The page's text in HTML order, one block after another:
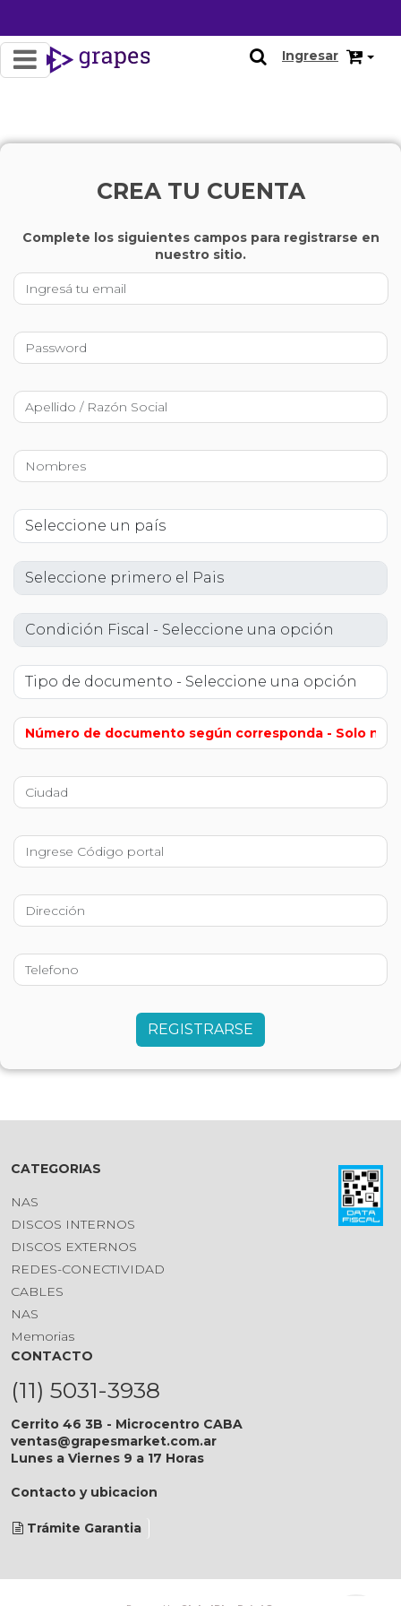
Ingresar
CREA TU CUENTA
Complete los siguientes campos para registrarse en
nuestro sitio.
CATEGORIAS
NAS
DISCOS INTERNOS
DISCOS EXTERNOS
REDES-CONECTIVIDAD
CABLES
NAS
Memorias
CONTACTO
(11) 5031-3938
Cerrito 46 3B - Microcentro CABA
ventas@grapesmarket.com.ar
Lunes a Viernes 9 a 17 Horas
Contacto y ubicacion
Trámite Garantia